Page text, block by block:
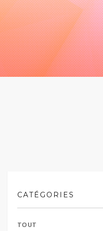
CATÉGORIES
TOUT